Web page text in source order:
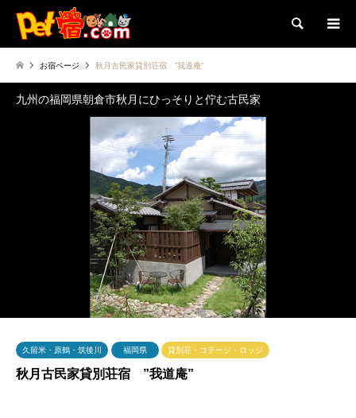
検索
お宿ページ 秋月古民家貸別荘宿 ”我道庵”
九州の福岡県朝倉市秋月にひっそりと佇む古民家
久留米・原鶴・筑後川 福岡県 貸別荘・コテージ・ロッジ
秋月古民家貸別荘宿 ”我道庵”